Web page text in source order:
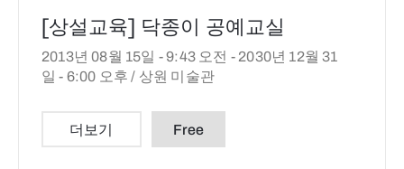
[상설교육] 닥종이 공예교실
2013년 08월 15일 - 9:43 오전 - 2030년 12월 31
일 - 6:00 오후 / 상원 미술관
더보기 Free